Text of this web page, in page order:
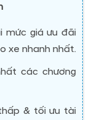
mức giá ưu đãi
xe nhanh nhất.
các chương
& tối ưu tài